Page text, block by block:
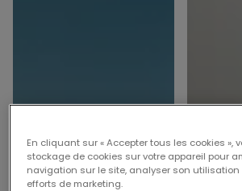
En cliquant sur « Accepter tous les cookies »,
stockage de cookies sur votre appareil pour
navigation sur le site, analyser son
efforts de marketing.